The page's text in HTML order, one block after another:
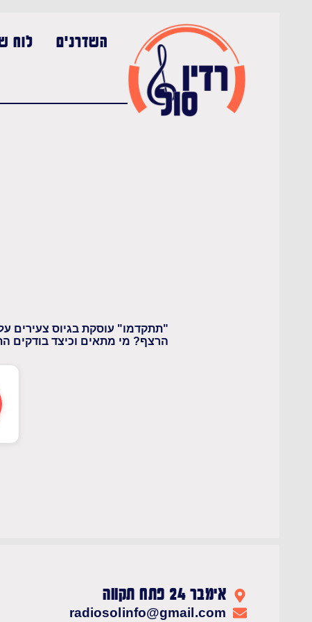
השדרנים לוח
"תתקדמו" עוסקת בגיוס צעירים
הרצף? מי מתאים וכיצד בודקים
אימבר 24 פתח תקווה
radiosolinfo@gmail.com